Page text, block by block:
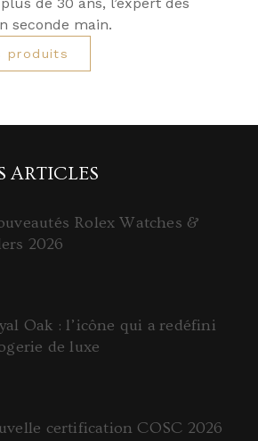
seconde main.
produits
ARTICLES
Rolex Watches &
2026
Oak : l’icône qui a redéfini
de luxe
certification COSC 2026